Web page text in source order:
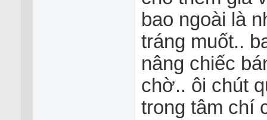
bao ngoài là
tráng muốt..
nâng chiếc
chờ.. ôi chút
trong tâm chí